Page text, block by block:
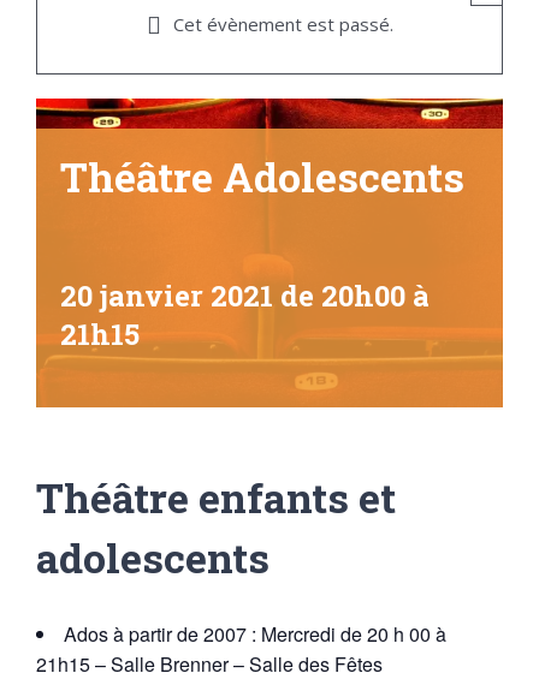
Cet évènement est passé.
Théâtre Adolescents
20 janvier 2021 de 20h00 à
21h15
Théâtre enfants et
adolescents
Ados à partir de 2007 : Mercredi de 20 h 00 à
21h15 – Salle Brenner – Salle des Fêtes